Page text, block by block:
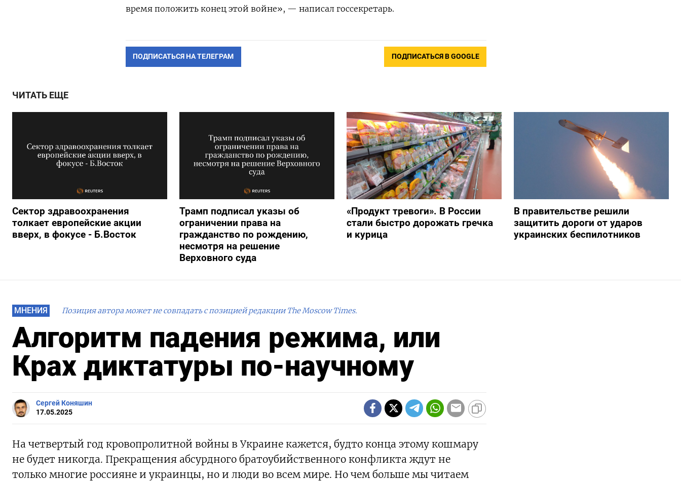
время положить конец этой войне», — написал госсекретарь.
ПОДПИСАТЬСЯ НА ТЕЛЕГРАМ ПОДПИСАТЬСЯ В GOOGLE
ЧИТАТЬ ЕЩЕ
Сектор здравоохранения
толкает европейские акции
вверх, в фокусе - Б.Восток
Трамп подписал указы об
ограничении права на
гражданство по рождению,
несмотря на решение
Верховного суда
«Продукт тревоги». В России
стали быстро дорожать гречка
и курица
В правительстве решили
защитить дороги от ударов
украинских беспилотников
МНЕНИЯ Позиция автора может не совпадать с позицией редакции The Moscow Times.
Алгоритм падения режима, или
Крах диктатуры по-научному
Сергей Коняшин
17.05.2025
На четвертый год кровопролитной войны в Украине кажется, будто конца этому кошмару
не будет никогда. Прекращения абсурдного братоубийственного конфликта ждут не
только многие россияне и украинцы, но и люди во всем мире. Но чем больше мы читаем